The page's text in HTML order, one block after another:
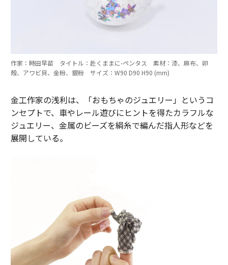
作家：時田早苗 タイトル：赴くままに-ペンタス 素材：漆、麻布、卵
殻、アワビ貝、金粉、銀粉 サイズ：W90 D90 H90 (mm)
金工作家の浅利は、「おもちゃのジュエリー」というコ
ンセプトで、車やレール遊びにヒントを得たカラフルな
ジュエリー、金属のビーズを絹糸で編んだ指人形などを
展開している。